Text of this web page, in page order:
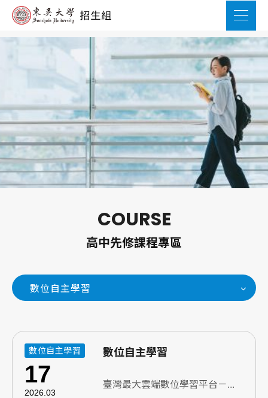
COURSE
高中先修課程專區
數位自主學習
數位自主學習
17
2026.03
數位自主學習
臺灣最大雲端數位學習平台－...